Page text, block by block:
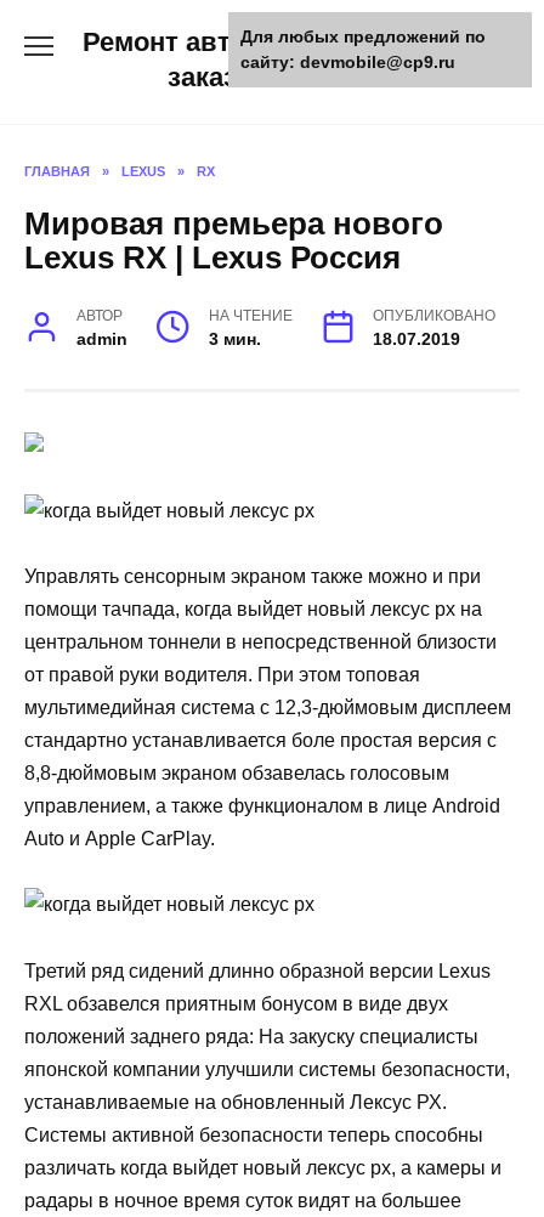
Ремонт авто и мото техники,
заказ запчастей
ГЛАВНАЯ » LEXUS » RX
Мировая премьера нового
Lexus RX | Lexus Россия
АВТОР
admin
НА ЧТЕНИЕ
3 мин.
ОПУБЛИКОВАНО
18.07.2019
Управлять сенсорным экраном также можно и при
помощи тачпада, когда выйдет новый лексус рх на
центральном тоннели в непосредственной близости
от правой руки водителя. При этом топовая
мультимедийная система с 12,3-дюймовым дисплеем
стандартно устанавливается боле простая версия с
8,8-дюймовым экраном обзавелась голосовым
управлением, а также функционалом в лице Android
Auto и Apple CarPlay.
Третий ряд сидений длинно образной версии Lexus
RXL обзавелся приятным бонусом в виде двух
положений заднего ряда: На закуску специалисты
японской компании улучшили системы безопасности,
устанавливаемые на обновленный Лексус РХ.
Системы активной безопасности теперь способны
различать когда выйдет новый лексус рх, а камеры и
радары в ночное время суток видят на большее
Для любых предложений по
сайту: devmobile@cp9.ru